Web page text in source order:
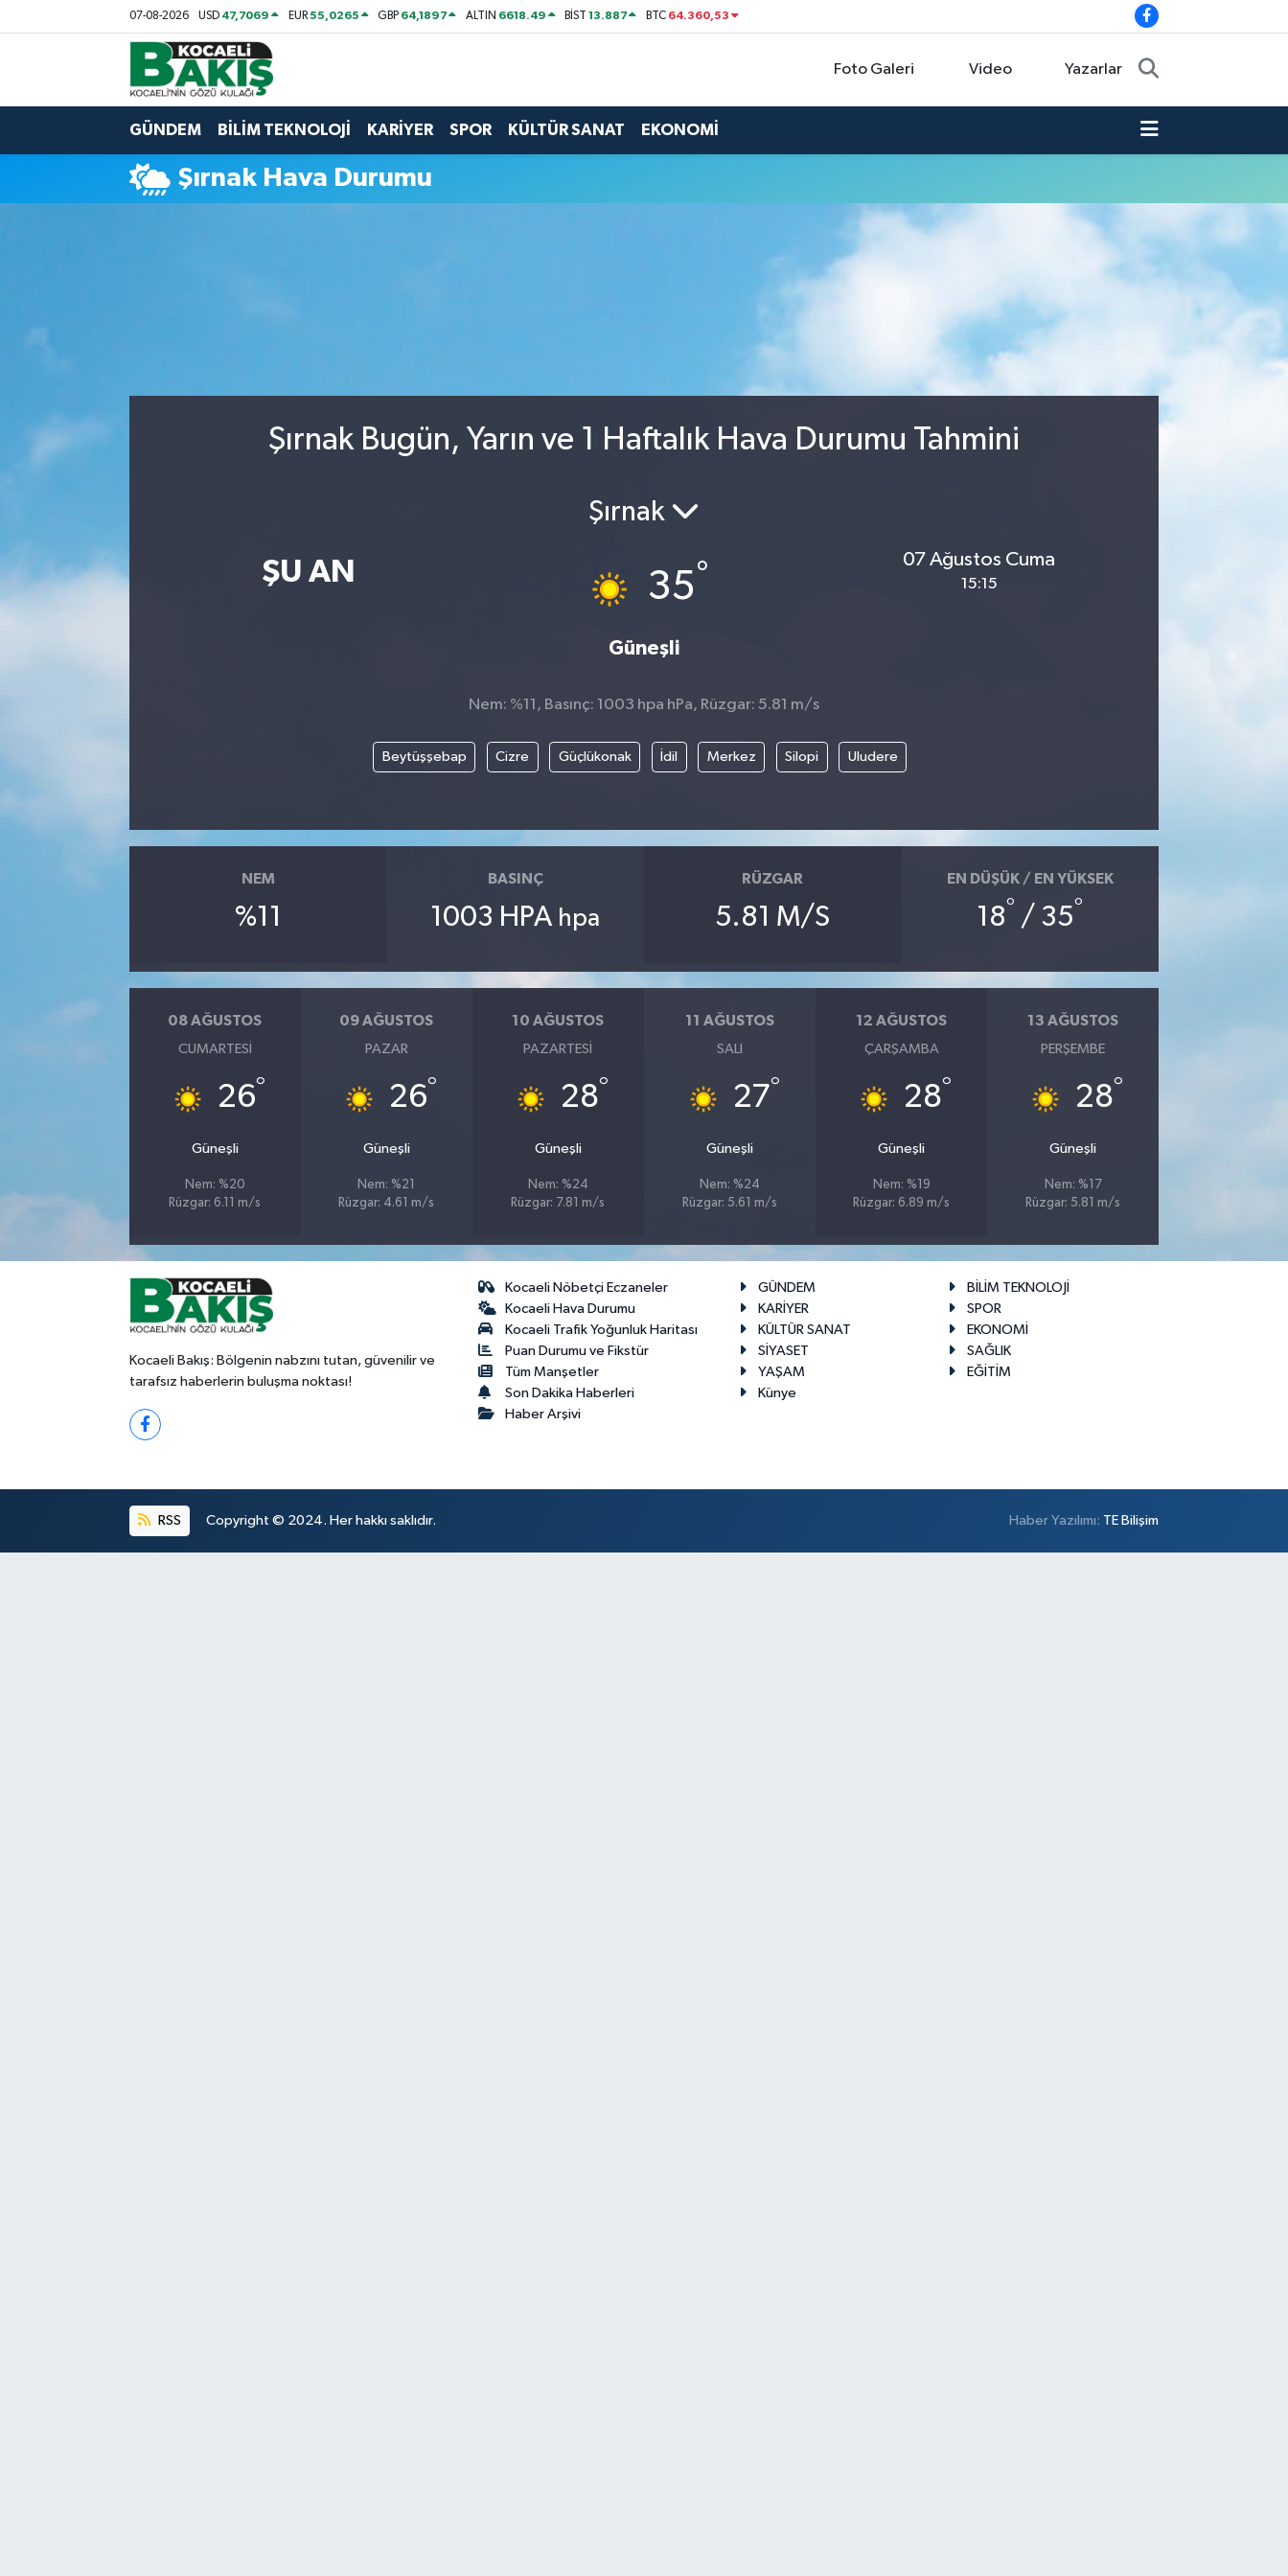
07-08-2026 USD 47,7069 EUR55,0265 GBP 64,1897 ALTIN 6618.49 BİST13.887 BTC 64.360,53
Foto Galeri Video Yazarlar
GÜNDEM BİLİM TEKNOLOJİ KARİYER SPOR KÜLTÜR SANAT EKONOMİ
Şırnak Hava Durumu
Şırnak Bugün, Yarın ve 1 Haftalık Hava Durumu Tahmini
ŞU AN
Şırnak
35°
Güneşli
07 Ağustos Cuma
15:15
Nem: %11, Basınç: 1003 hpa hPa, Rüzgar: 5.81 m/s
Beytüşşebap Cizre Güçlükonak İdil Merkez Silopi Uludere
NEM
%11
BASINÇ
1003 HPA hpa
RÜZGAR
5.81 M/S
EN DÜŞÜK / EN YÜKSEK
18° / 35°
08 AĞUSTOS
CUMARTESI
26°
Güneşli
Nem: %20
Rüzgar: 6.11 m/s
09 AĞUSTOS
PAZAR
26°
Güneşli
Nem: %21
Rüzgar: 4.61 m/s
10 AĞUSTOS
PAZARTESI
28°
Güneşli
Nem: %24
Rüzgar: 7.81 m/s
11 AĞUSTOS
SALI
27°
Güneşli
Nem: %24
Rüzgar: 5.61 m/s
12 AĞUSTOS
ÇARŞAMBA
28°
Güneşli
Nem: %19
Rüzgar: 6.89 m/s
13 AĞUSTOS
PERŞEMBE
28°
Güneşli
Nem: %17
Rüzgar: 5.81 m/s
Kocaeli Bakış: Bölgenin nabzını tutan, güvenilir ve
tarafsız haberlerin buluşma noktası!
Kocaeli Nöbetçi Eczaneler
Kocaeli Hava Durumu
Kocaeli Trafik Yoğunluk Haritası
Puan Durumu ve Fikstür
Tüm Manşetler
Son Dakika Haberleri
Haber Arşivi
GÜNDEM
BİLİM TEKNOLOJİ
KARİYER
SPOR
KÜLTÜR SANAT
EKONOMİ
SİYASET
SAĞLIK
YAŞAM
EĞİTİM
Künye
RSS Copyright © 2024. Her hakkı saklıdır. Haber Yazılımı: TE Bilişim
Kocaeli Nöbetçi Eczaneler
Kocaeli Hava Durumu
Kocaeli Trafik Yoğunluk Haritası